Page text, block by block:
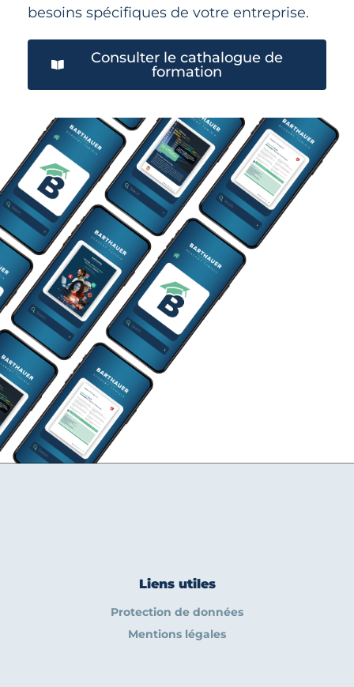
besoins spécifiques de votre entreprise.
Consulter le cathalogue de
formation
Liens utiles
Protection de données
Mentions légales